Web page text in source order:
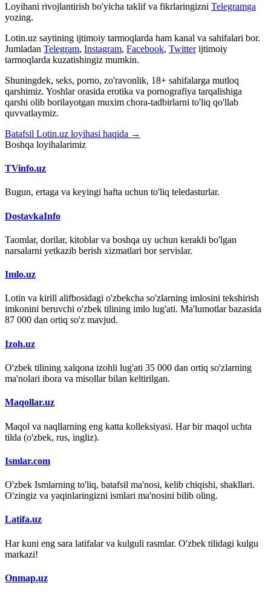
Loyihani rivojlantirish bo'yicha taklif va fikrlaringizni Telegramga
yozing.
Lotin.uz saytining ijtimoiy tarmoqlarda ham kanal va sahifalari bor.
Jumladan Telegram, Instagram, Facebook, Twitter ijtimoiy
tarmoqlarda kuzatishingiz mumkin.
Shuningdek, seks, porno, zo'ravonlik, 18+ sahifalarga mutloq
qarshimiz. Yoshlar orasida erotika va pornografiya tarqalishiga
qarshi olib borilayotgan muxim chora-tadbirlarni to'liq qo'llab
quvvatlaymiz.
Batafsil Lotin.uz loyihasi haqida →
Boshqa loyihalarimiz
TVinfo.uz
Bugun, ertaga va keyingi hafta uchun to'liq teledasturlar.
DostavkaInfo
Taomlar, dorilar, kitoblar va boshqa uy uchun kerakli bo'lgan
narsalarni yetkazib berish xizmatlari bor servislar.
Imlo.uz
Lotin va kirill alifbosidagi o'zbekcha so'zlarning imlosini tekshirish
imkonini beruvchi o'zbek tilining imlo lug'ati. Ma'lumotlar bazasida
87 000 dan ortiq so'z mavjud.
Izoh.uz
O'zbek tilining xalqona izohli lug'ati 35 000 dan ortiq so'zlarning
ma'nolari ibora va misollar bilan keltirilgan.
Maqollar.uz
Maqol va naqllarning eng katta kolleksiyasi. Har bir maqol uchta
tilda (o'zbek, rus, ingliz).
Ismlar.com
O'zbek Ismlarning to'liq, batafsil ma'nosi, kelib chiqishi, shakllari.
O'zingiz va yaqinlaringizni ismlari ma'nosini bilib oling.
Latifa.uz
Har kuni eng sara latifalar va kulguli rasmlar. O'zbek tilidagi kulgu
markazi!
Onmap.uz